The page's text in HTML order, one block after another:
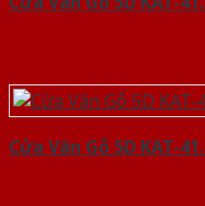
Cửa Vân Gỗ 5D KAT-